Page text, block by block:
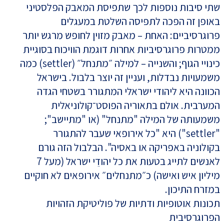
שתי סיבות נוספות לכך שתפיסת המאבק הפלסטיני
באופן זה הפכה לתפיסה השלטת במעגלים
פרוגרסיביים: האחת – מאבק מזוין לחופש מרגש יותר
ממטרות פרוגרסיביות אחרות דוגמת הוויכוח בסוגיית
כינויי הגוף; והשנייה – למילה ״מתנחל״ (settler) כמה
משמעויות נבדלות, ועניין זה יוצר בלבול. בישראל
הכוונה היא ליהודי ישראלי המתגורר בשטחי הגדה
המערבית. אולם בתאוריה הפוסט־קולוניאלית
משמעותה של המילה "מתנחל" (או "מתיישב";
"settler") היא "כל אירופאי שעבר להתגורר
בקולוניה באפריקה או באסיה". הבלבול הזה גורם
לאנשים לתייג בטעות את כל יהודֵי ישראל (מעל 7
מיליון איש ואישה) כ״מתנחלים״ אירופאים לא חוקיים
במזרח התיכון.
תכונות אוטופיות ודתיות של פוליטיקת הזהויות
הפרוגרסיבית